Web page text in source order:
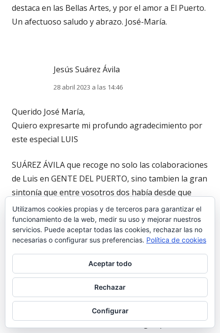
destaca en las Bellas Artes, y por el amor a El Puerto.
Un afectuoso saludo y abrazo. José-María.
Jesús Suárez Ávila
28 abril 2023 a las 14:46
Querido José María,
Quiero expresarte mi profundo agradecimiento por
este especial LUIS
SUÁREZ ÁVILA que recoge no solo las colaboraciones
de Luis en GENTE DEL PUERTO, sino tambien la gran
sintonía que entre vosotros dos había desde que
fuimos vecinos en la Calle de San Juan.
Fuerte abrazo.
María Pía Mazzarello Gallego
23 abril 2023 a las 10:33
Mi más sentido pésame.
Tuve el honor de conocer a una insigne persona, a la
Utilizamos cookies propias y de terceros para garantizar el
funcionamiento de la web, medir su uso y mejorar nuestros
servicios. Puede aceptar todas las cookies, rechazar las no
necesarias o configurar sus preferencias. Política de cookies
Aceptar todo
Rechazar
Configurar